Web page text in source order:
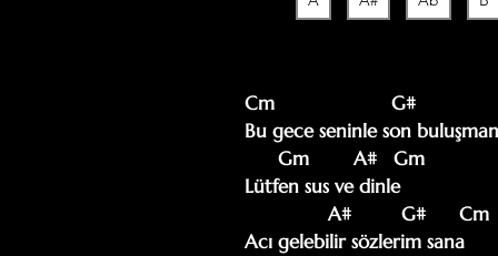
Cm                     G#
Bu gece seninle son
Lütfen sus ve dinle
               A#         G#      Cm
Acı gelebilir sözlerim sana